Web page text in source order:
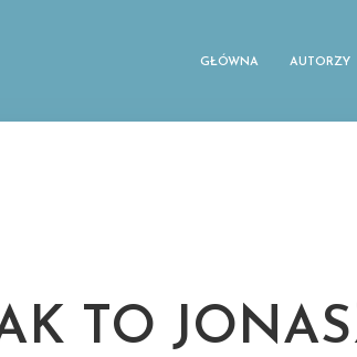
GŁÓWNA AUTORZY
TO